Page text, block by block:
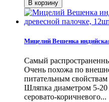
Мицелий Вешенка
Самый
Очень похожа по
питательным
Шляпка диаметром 5-20
серовато-коричневого...